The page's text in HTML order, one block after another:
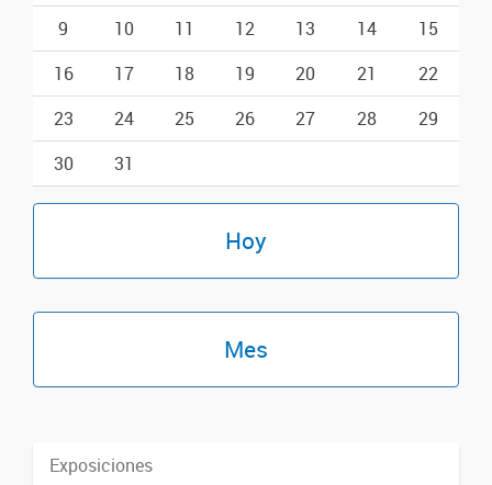
9
10 11 12 13 14
15
16
17 18 19 20 21
22
23
24 25 26 27 28
29
30
31
Hoy
Mes
Exposiciones